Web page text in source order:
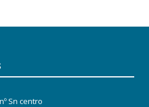
Sn centro